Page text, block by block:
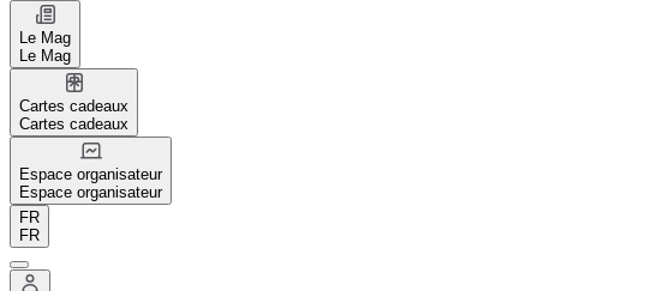
Le Mag
Le Mag
Cartes cadeaux
Cartes cadeaux
Espace organisateur
Espace organisateur
FR
FR